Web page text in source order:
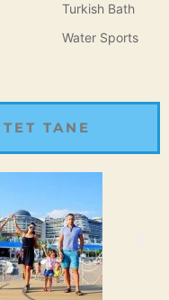
Turkish Bath
Water Sports
TANE